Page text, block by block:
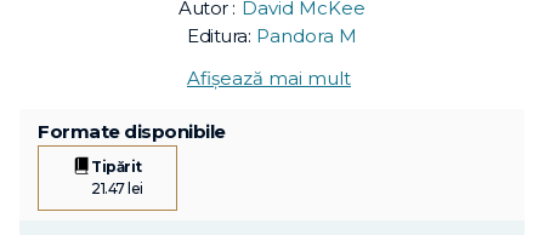
Autor : David McKee
Editura: Pandora M
Afișează mai mult
Formate disponibile
Tipărit
21.47 lei